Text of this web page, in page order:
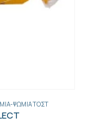
ΨΩΜΙΆ ΤΟΣΤ